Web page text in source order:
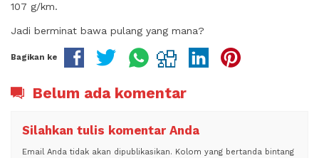
107 g/km.
Jadi berminat bawa pulang yang mana?
Bagikan ke
Belum ada komentar
Silahkan tulis komentar Anda
Email Anda tidak akan dipublikasikan. Kolom yang bertanda bintang